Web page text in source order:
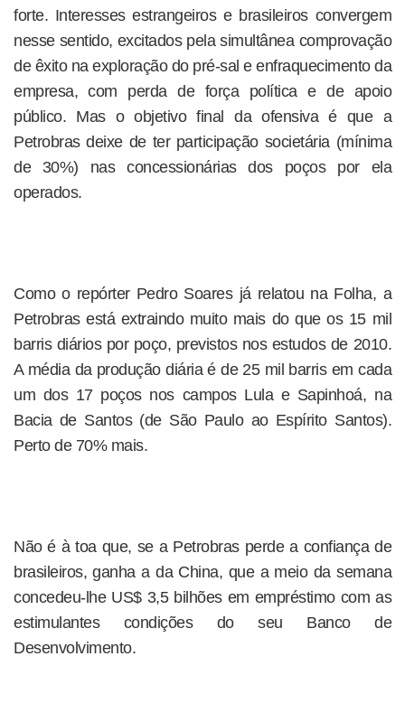
forte. Interesses estrangeiros e brasileiros convergem
nesse sentido, excitados pela simultânea comprovação
de êxito na exploração do pré-sal e enfraquecimento da
empresa, com perda de força política e de apoio
público. Mas o objetivo final da ofensiva é que a
Petrobras deixe de ter participação societária (mínima
de 30%) nas concessionárias dos poços por ela
operados.
Como o repórter Pedro Soares já relatou na Folha, a
Petrobras está extraindo muito mais do que os 15 mil
barris diários por poço, previstos nos estudos de 2010.
A média da produção diária é de 25 mil barris em cada
um dos 17 poços nos campos Lula e Sapinhoá, na
Bacia de Santos (de São Paulo ao Espírito Santos).
Perto de 70% mais.
Não é à toa que, se a Petrobras perde a confiança de
brasileiros, ganha a da China, que a meio da semana
concedeu-lhe US$ 3,5 bilhões em empréstimo com as
estimulantes condições do seu Banco de
Desenvolvimento.